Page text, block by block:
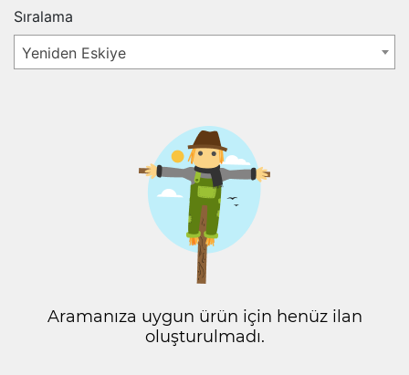
Sıralama
Yeniden Eskiye
Aramanıza uygun ürün için henüz ilan
oluşturulmadı.